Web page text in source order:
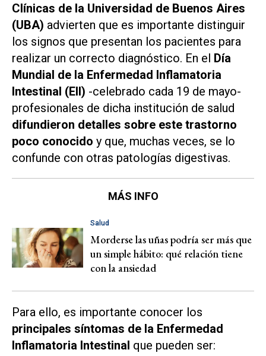
Clínicas de la Universidad de Buenos Aires
(UBA) advierten que es importante distinguir
los signos que presentan los pacientes para
realizar un correcto diagnóstico. En el Día
Mundial de la Enfermedad Inflamatoria
Intestinal (EII) -celebrado cada 19 de mayo-
profesionales de dicha institución de salud
difundieron detalles sobre este trastorno
poco conocido y que, muchas veces, se lo
confunde con otras patologías digestivas.
MÁS INFO
Salud
Morderse las uñas podría ser más que
un simple hábito: qué relación tiene
con la ansiedad
Para ello, es importante conocer los
principales síntomas de la Enfermedad
Inflamatoria Intestinal que pueden ser: